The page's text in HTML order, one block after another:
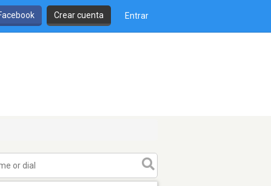
Crear cuenta Entrar